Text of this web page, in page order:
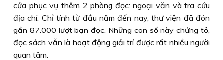
cửa phục vụ thêm 2 phòng đọc: ngoại văn và tra cứu
địa chí. Chỉ tính từ đầu năm đến nay, thư viện đã đón
gần 87.000 lượt bạn đọc. Những con số này chứng tỏ,
đọc sách vẫn là hoạt động giải trí được rất nhiều người
quan tâm.